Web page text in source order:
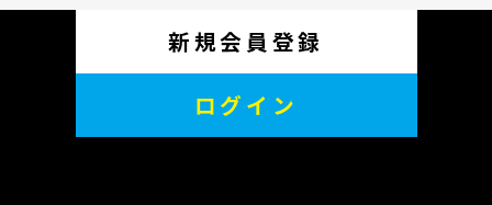
新規会員登録
ログイン